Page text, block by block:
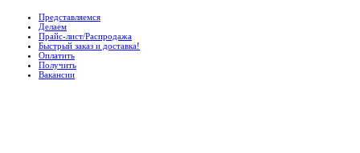
Представляемся
Делаем
Прайс-лист/Распродажа
Быстрый заказ и доставка!
Оплатить
Получить
Вакансии